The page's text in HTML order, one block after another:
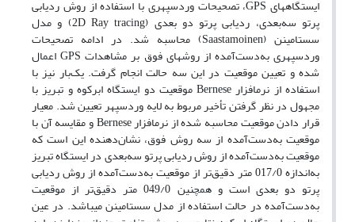
ایستگاه­های GPS، تصحیحات وردسپهری با استفاده از روش ردیابی
پرتو سه‌بعدی، ردیابی پرتو دو بعدی (2D Ray tracing) و مدل
سستامینن (Saastamoinen) محاسبه شد. در ادامه تصحیحات
وردسپهری به‌دست‌آمده از روش­های فوق بر مشاهدات GPS اعمال
شده و تعیین موقعیت در این سه حالت انجام گرفت. یک‌بار نیز با
استفاده از نرم­افزار Bernese موقعیت دو ایستگاه ابرکوه و تبریز با
مجهول در نظر گرفتن تأخیر مربوط به لایه وردسپهر تعیین شد. معیار
قرار دادن موقعیت محاسبه شده از نرم­افزار Bernese و مقایسه آن با
موقعیت به‌دست‌آمده از سه روش فوق، نشان‌دهنده این است که
موقعیت به‌دست‌آمده از روش ردیابی پرتو سه‌بعدی در ایستگاه تبریز
به‌اندازه 017/0 متر دقیق‌تر از موقعیت به‌دست‌آمده از روش ردیابی
پرتو دو بعدی است و همچنین 049/0 متر دقیق‌تر از موقعیت
به‌دست‌آمده در حالت استفاده از مدل سستامینن می­باشد. در عین